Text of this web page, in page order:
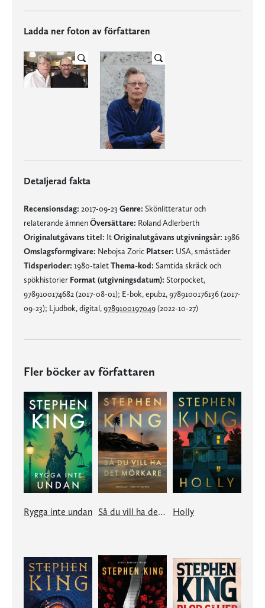
Ladda ner foton av författaren
Detaljerad fakta
Recensionsdag: 2017-09-23 Genre: Skönlitteratur och
relaterande ämnenÖversättare: Roland Adlerberth
Originalutgåvans titel: ItOriginalutgåvans utgivningsår: 1986
Omslagsformgivare: Nebojsa Zoric Platser: USA, småstäder
Tidsperioder: 1980-taletThema-kod: Samtida skräck och
spökhistorier Format (utgivningsdatum): Storpocket,
9789100174682 (2017-08-01); E-bok, epub2, 9789100176136 (2017-
09-23); Ljudbok, digital,9789100197049(2022-10-27)
Fler böcker av författaren
Rygga inte undan Så du vill ha det mörkare Holly